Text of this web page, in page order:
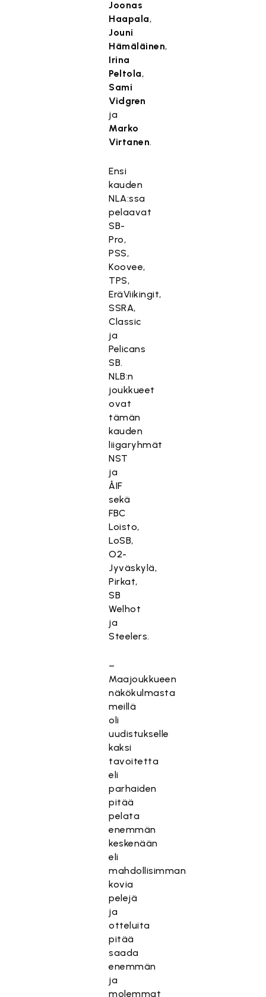
Joonas
Haapala,
Jouni
Hämäläinen,
Irina
Peltola,
Sami
Vidgren
ja
Marko
Virtanen.
Ensi
kauden
NLA:ssa
pelaavat
SB-
Pro,
PSS,
Koovee,
TPS,
EräViikingit,
SSRA,
Classic
ja
Pelicans
SB.
NLB:n
joukkueet
ovat
tämän
kauden
liigaryhmät
NST
ja
ÅIF
sekä
FBC
Loisto,
LoSB,
O2-
Jyväskylä,
Pirkat,
SB
Welhot
ja
Steelers.
–
Maajoukkueen
näkökulmasta
meillä
oli
uudistukselle
kaksi
tavoitetta
eli
parhaiden
pitää
pelata
enemmän
keskenään
eli
mahdollisimman
kovia
pelejä
ja
otteluita
pitää
saada
enemmän
ja
molemmat